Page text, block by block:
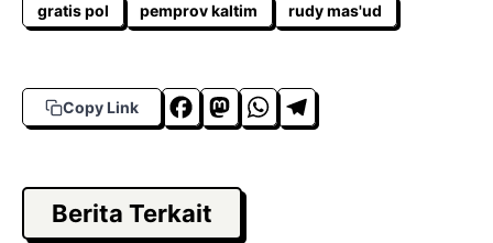
gratis pol pemprov kaltim rudy mas'ud
Copy Link
F
c
e
M
s
t
W
a
T
Berita Terkait